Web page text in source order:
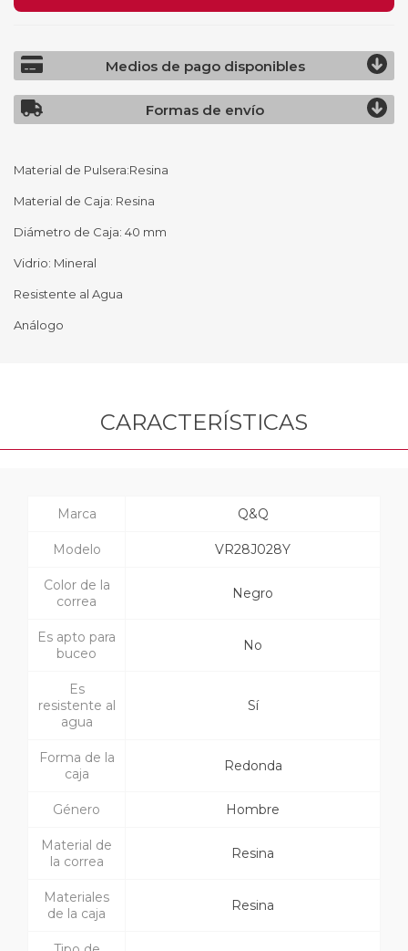
Medios de pago disponibles
Formas de envío
Material de Pulsera:Resina
Material de Caja: Resina
Diámetro de Caja: 40 mm
Vidrio: Mineral
Resistente al Agua
Análogo
CARACTERÍSTICAS
Marca Q&Q
Modelo VR28J028Y
Color de la
correa
Negro
Es apto para
buceo
No
Es
resistente al
agua
Sí
Forma de la
caja
Redonda
Género Hombre
Material de
la correa
Resina
Materiales
de la caja
Resina